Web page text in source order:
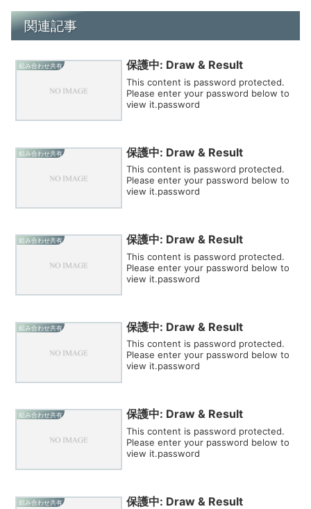
関連記事
組み合わせ共有 保護中: Draw & Result
This content is password protected.
Please enter your password below to
view it.password
組み合わせ共有 保護中: Draw & Result
This content is password protected.
Please enter your password below to
view it.password
組み合わせ共有 保護中: Draw & Result
This content is password protected.
Please enter your password below to
view it.password
組み合わせ共有 保護中: Draw & Result
This content is password protected.
Please enter your password below to
view it.password
組み合わせ共有 保護中: Draw & Result
This content is password protected.
Please enter your password below to
view it.password
組み合わせ共有 保護中: Draw & Result